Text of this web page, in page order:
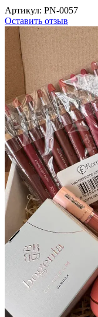
Артикул: PN-0057
Оставить отзыв